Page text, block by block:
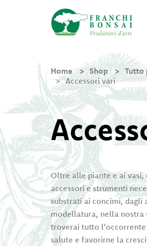
Home Shop Tutto
Accessori vari
Oltre alle piante e ai
accessori e strumenti
substrati ai concimi,
modellatura, nella nostra
troverai tutto
salute e favorirne la